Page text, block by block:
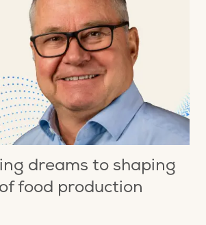
dreams to shaping
food production